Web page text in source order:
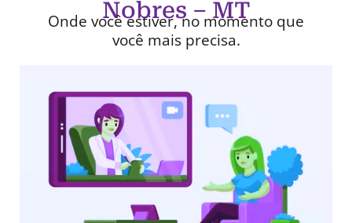
Nobres – MT
Onde você estiver, no momento que
você mais precisa.